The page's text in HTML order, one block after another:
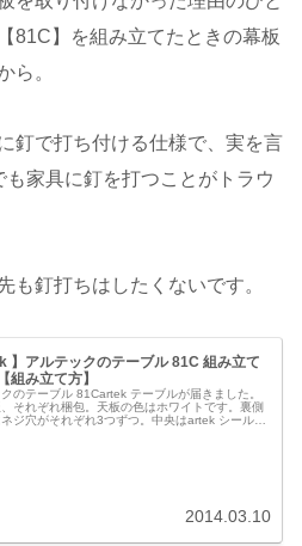
81C】を組み立てたときの幕板
ら。
釘で打ち付ける仕様で、実を言
家具に釘を打つことがトラウ
も釘打ちはしたくないです。
】アルテックのテーブル 81C 組み立て
組み立て方】
のテーブル 81Cartek テーブルが届きました。
それぞれ梱包。天板の色はホワイトです。裏側
ジ穴がそれぞれ3つずつ。中央はartek シールと
2014.03.10